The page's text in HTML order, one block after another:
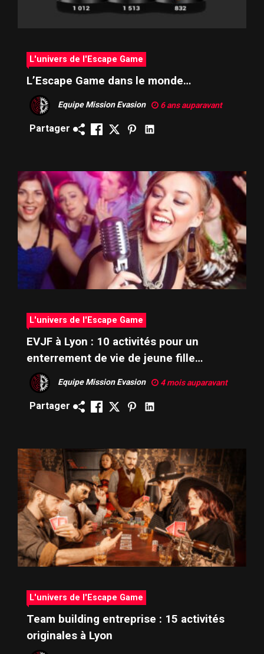
L'univers de l'Escape Game
L’Escape Game dans le monde…
Equipe Mission Evasion 6 ans auparavant
Partager
L'univers de l'Escape Game
EVJF à Lyon : 10 activités pour un
enterrement de vie de jeune fille
mémorable
Equipe Mission Evasion 4 mois auparavant
Partager
L'univers de l'Escape Game
Team building entreprise : 15 activités
originales à Lyon